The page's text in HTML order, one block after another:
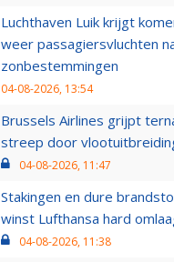
Luchthaven Luik krijgt
weer passagiersvluchten
zonbestemmingen
04-08-2026, 13:54
Brussels Airlines grijpt
streep door
04-08-2026, 11:47
Stakingen en dure
winst Lufthansa hard
04-08-2026, 11:38